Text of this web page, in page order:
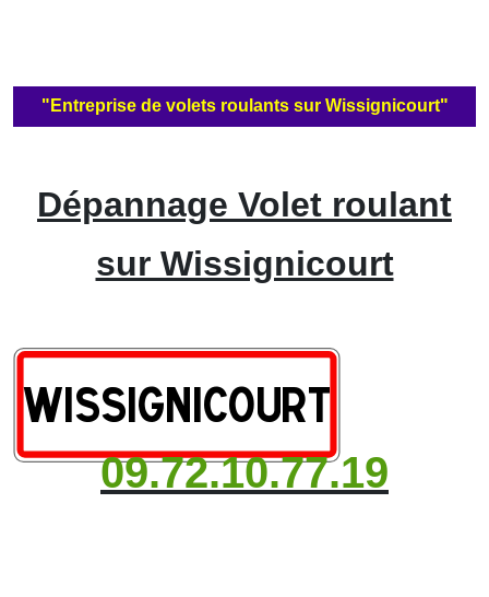
"Entreprise de volets roulants sur Wissignicourt"
Dépannage Volet roulant
sur Wissignicourt
09.72.10.77.19